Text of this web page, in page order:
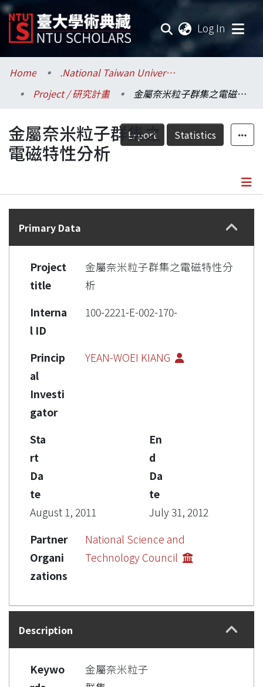
Log In
Communities & Collections
Research Outputs
Fundings & Projects
Researchers
Statistics
Home
.National Taiwan University / 國立臺灣大學
Project / 研究計畫
金屬奈米粒子群集之電磁特性分析
Export Statistics
金屬奈米粒子群集之
電磁特性分析
Details
Primary Data
Project
title
金屬奈米粒子群集之電磁特性分
析
Interna
l ID
100-2221-E-002-170-
Princip
al
Investi
gator
YEAN-WOEI KIANG
Sta
rt
Da
te
August 1, 2011
En
d
Da
te
July 31, 2012
Partner
Organi
zations
National Science and
Technology Council
Description
Keywo
金屬奈米粒子